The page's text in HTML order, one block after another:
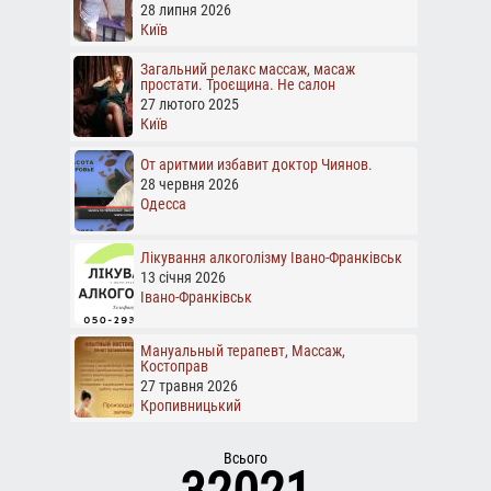
28 липня 2026
Київ
Загальний релакс массаж, масаж
простати. Троєщина. Не салон
27 лютого 2025
Київ
От аритмии избавит доктор Чиянов.
28 червня 2026
Одесса
Лікування алкоголізму Івано-Франківськ
13 січня 2026
Івано-Франківськ
Мануальный терапевт, Массаж,
Костоправ
27 травня 2026
Кропивницький
Всього